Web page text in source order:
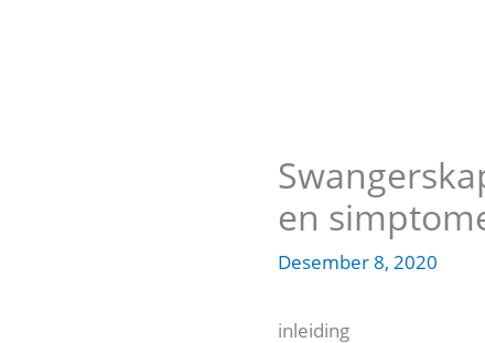
en
Desember 8, 2020
inleiding